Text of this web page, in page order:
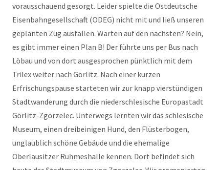
vorausschauend gesorgt. Leider spielte die Ostdeutsche
Eisenbahngesellschaft (ODEG) nicht mit und ließ unseren
geplanten Zug ausfallen. Warten auf den nächsten? Nein,
es gibt immer einen Plan B! Der führte uns per Bus nach
Löbau und von dort ausgesprochen pünktlich mit dem
Trilex weiter nach Görlitz. Nach einer kurzen
Erfrischungspause starteten wir zur knapp vierstündigen
Stadtwanderung durch die niederschlesische Europastadt
Görlitz-Zgorzelec. Unterwegs lernten wir das schlesische
Museum, einen dreibeinigen Hund, den Flüsterbogen,
unglaublich schöne Gebäude und die ehemalige
Oberlausitzer Ruhmeshalle kennen. Dort befindet sich